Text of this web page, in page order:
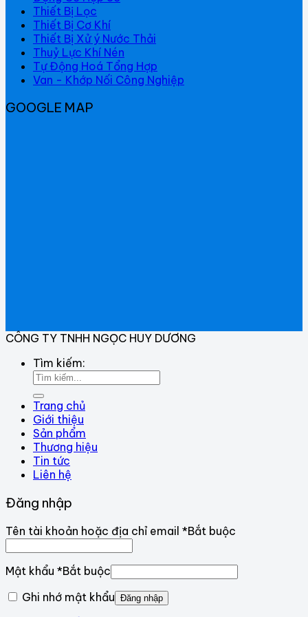
Thiết Bị Lọc
Thiết Bị Cơ Khí
Thiết Bị Xử ý Nước Thải
Thuỷ Lực Khí Nén
Tự Động Hoá Tổng Hợp
Van - Khớp Nối Công Nghiệp
GOOGLE MAP
CÔNG TY TNHH NGỌC HUY DƯƠNG
Tìm kiếm:
Trang chủ
Giới thiệu
Sản phẩm
Thương hiệu
Tin tức
Liên hệ
Đăng nhập
Tên tài khoản hoặc địa chỉ email *Bắt buộc
Mật khẩu *Bắt buộc
Ghi nhớ mật khẩu Đăng nhập